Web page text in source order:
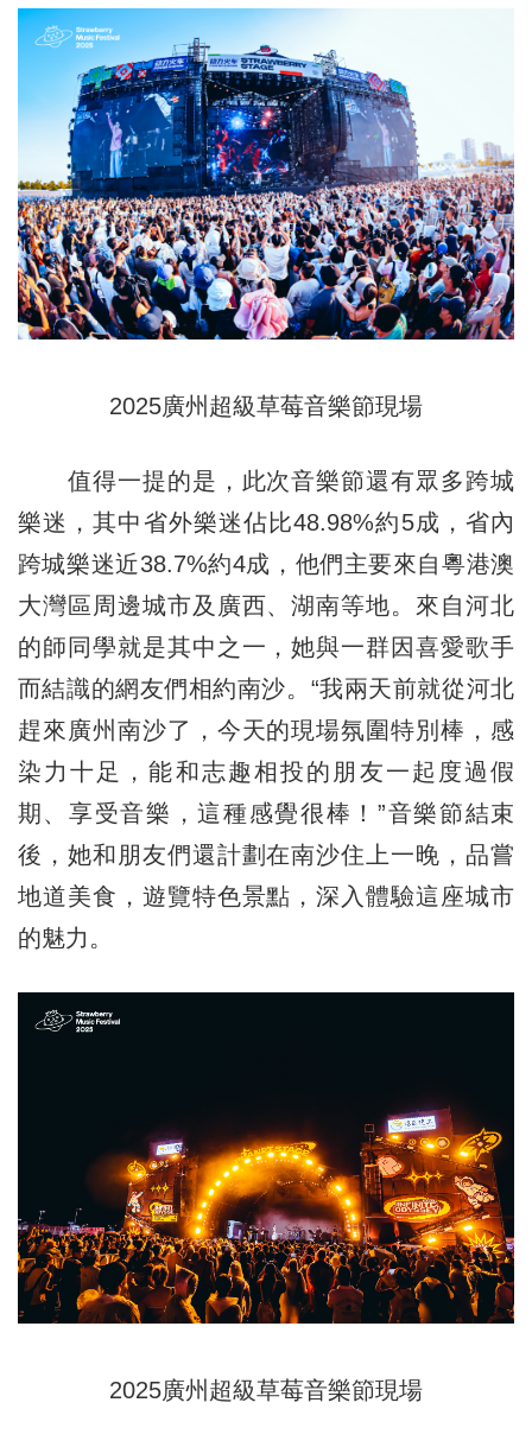
2025廣州超級草莓音樂節現場
值得一提的是，此次音樂節還有眾多跨城
樂迷，其中省外樂迷佔比48.98%約5成，省內
跨城樂迷近38.7%約4成，他們主要來自粵港澳
大灣區周邊城市及廣西、湖南等地。來自河北
的師同學就是其中之一，她與一群因喜愛歌手
而結識的網友們相約南沙。“我兩天前就從河北
趕來廣州南沙了，今天的現場氛圍特別棒，感
染力十足，能和志趣相投的朋友一起度過假
期、享受音樂，這種感覺很棒！”音樂節結束
後，她和朋友們還計劃在南沙住上一晚，品嘗
地道美食，遊覽特色景點，深入體驗這座城市
的魅力。
2025廣州超級草莓音樂節現場